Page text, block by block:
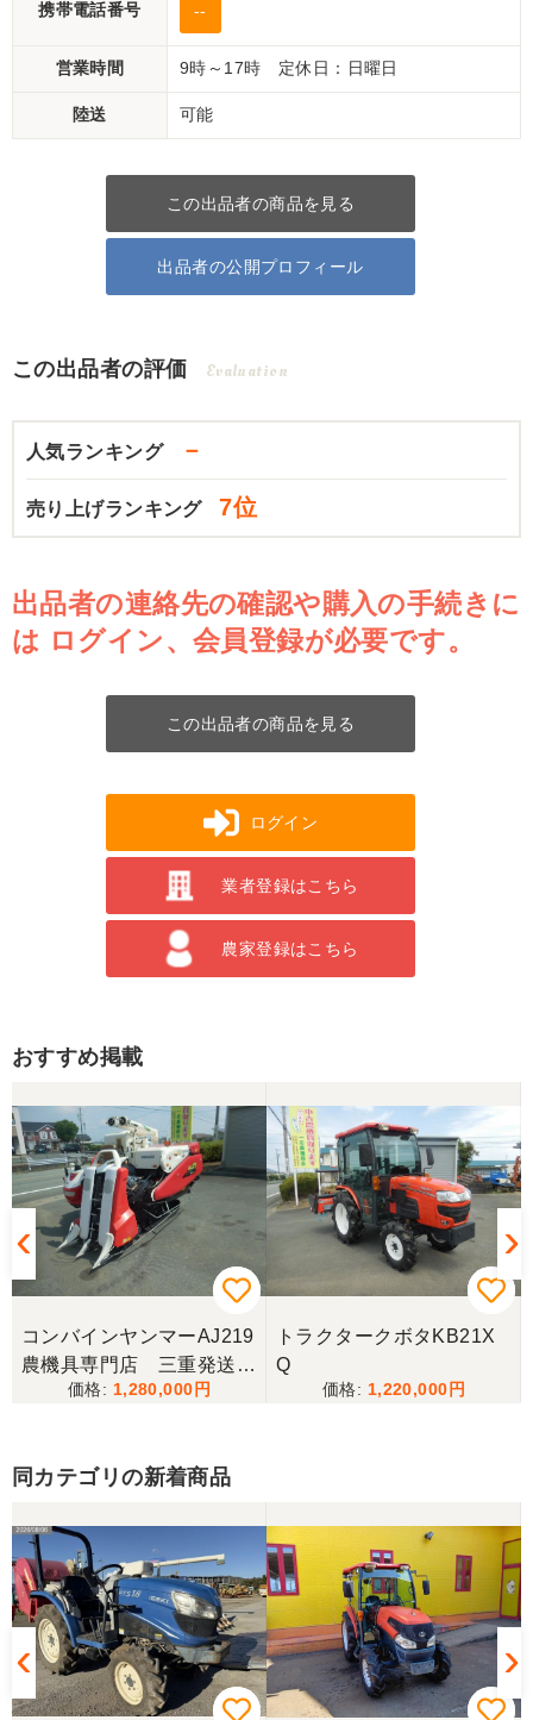
携帯電話番号 --
営業時間 9時～17時 定休日：日曜日
陸送 可能
この出品者の商品を見る
出品者の公開プロフィール
この出品者の評価 Evaluation
人気ランキング －
売り上げランキング 7位
出品者の連絡先の確認や購入の手続きに
は ログイン、会員登録が必要です。
この出品者の商品を見る
ログイン
業者登録はこちら
農家登録はこちら
おすすめ掲載
コンバインヤンマーAJ219
農機具専門店 三重発送整
備済み
1,280,000
トラクタークボタKB21X
Q
1,220,000
同カテゴリの新着商品